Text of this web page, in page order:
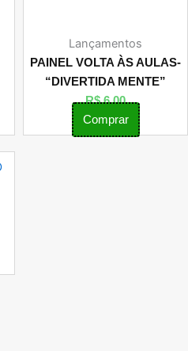
Lançamentos
PAINEL VOLTA ÀS AULAS-
“DIVERTIDA MENTE”
R$6,00
Comprar